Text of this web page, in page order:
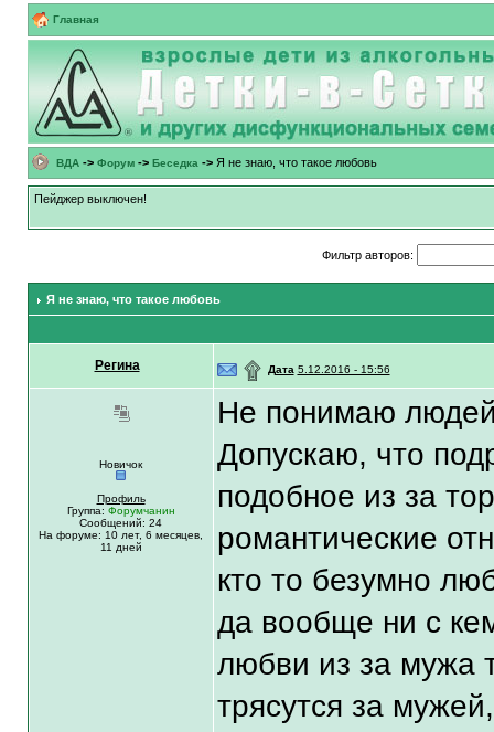
Главная
ВДА-> Форум-> Беседка -> Я не знаю, что такое любовь
Пейджер выключен!
Фильтр авторов:
Я не знаю, что такое любовь
Регина ۩ Дата 5.12.2016 - 15:56
Новичок
Профиль
Группа: Форумчанин
Сообщений: 24
На форуме: 10 лет, 6 месяцев,
11 дней
Не понимаю
Допускаю, что
подобное из за
романтические
кто то безумно
да вообще ни с
любви из за мужа
трясутся за